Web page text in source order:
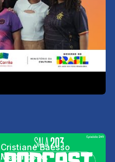
Cristiane Baesso
Madalosso.